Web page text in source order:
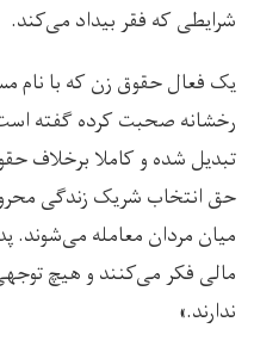
شرایطی که فقر بیداد می‌کند.
یک فعال حقوق زن که با نام
رخشانه صحبت کرده گفته
تبدیل شده و کاملا برخلاف
حق انتخاب شریک زندگی
میان مردان معامله می‌شوند.
مالی فکر می‌کنند و هیچ
ندارند.»